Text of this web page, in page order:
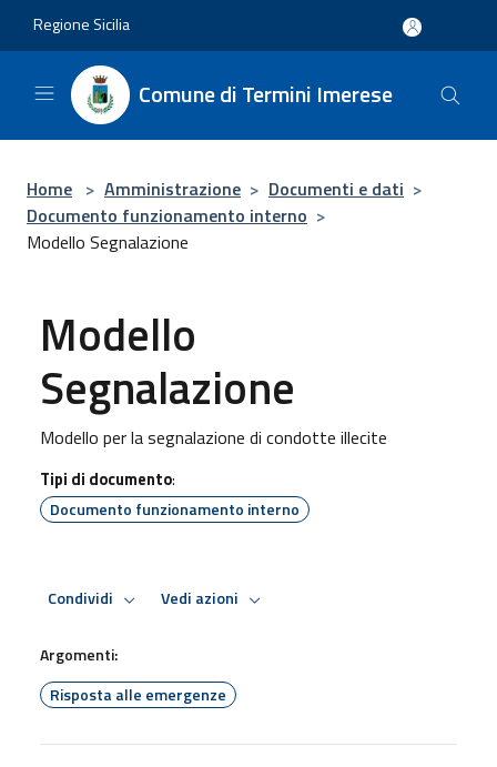
Regione Sicilia
Comune di Termini Imerese
Home > Amministrazione > Documenti e dati >
Documento funzionamento interno >
Modello Segnalazione
Modello
Segnalazione
Modello per la segnalazione di condotte illecite
Tipi di documento:
Documento funzionamento interno
Condividi Vedi azioni
Argomenti:
Risposta alle emergenze